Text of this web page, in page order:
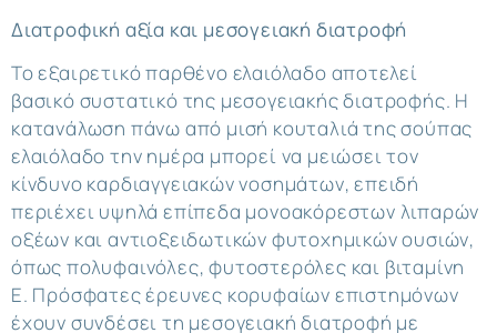
Διατροφική αξία και μεσογειακή διατροφή
Το εξαιρετικό παρθένο ελαιόλαδο αποτελεί
βασικό συστατικό της μεσογειακής διατροφής. Η
κατανάλωση πάνω από μισή κουταλιά της σούπας
ελαιόλαδο την ημέρα μπορεί να μειώσει τον
κίνδυνο καρδιαγγειακών νοσημάτων, επειδή
περιέχει υψηλά επίπεδα μονοακόρεστων λιπαρών
οξέων και αντιοξειδωτικών φυτοχημικών ουσιών,
όπως πολυφαινόλες, φυτοστερόλες και βιταμίνη
Ε. Πρόσφατες έρευνες κορυφαίων επιστημόνων
έχουν συνδέσει τη μεσογειακή διατροφή με